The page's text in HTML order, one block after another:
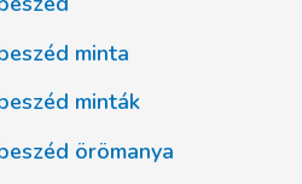
minta
minták
örömanya